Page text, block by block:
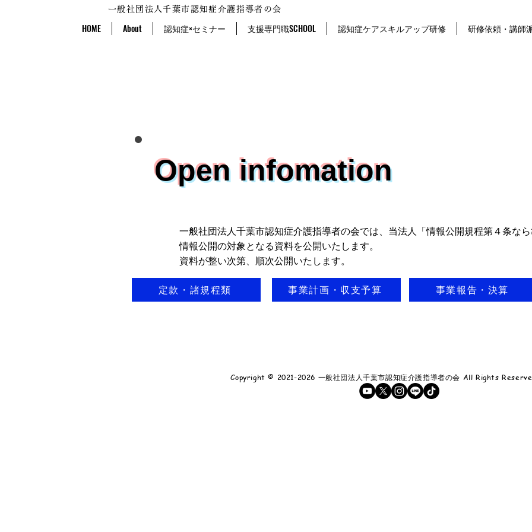
一般社団法人千葉市認知症介護指導者の会
HOME About 認知症×セミナー 支援専門職SCHOOL 認知症ケアスキルアップ研修 研修依頼・講師
Open infomation
一般社団法人千葉市認知症介護指導者の会では、当法人「情報公開規程第４条なら
情報公開の対象となる資料を公開いたします。
資料が整い次第、順次公開いたします。
定款・諸規程類 事業計画・収支予算 事業報告・決算
Copyright © 2021-2026 一般社団法人千葉市認知症介護指導者の会 All Rights